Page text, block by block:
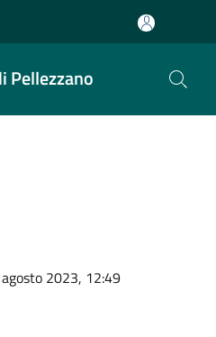
Pellezzano
2023, 12:49